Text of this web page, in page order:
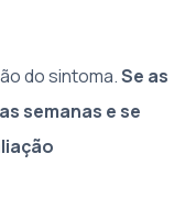
do sintoma.Se as
semanas e se